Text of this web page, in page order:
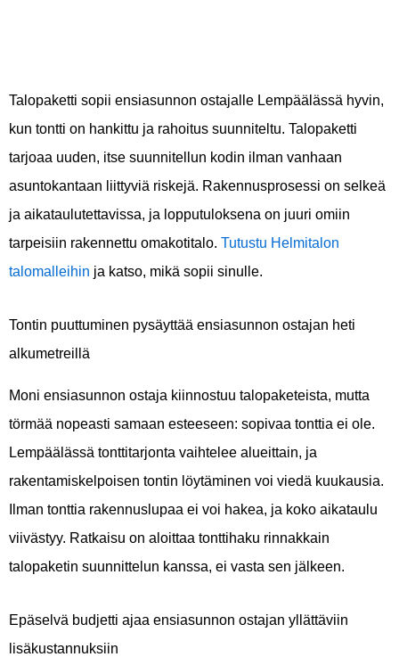
Talopaketti sopii ensiasunnon ostajalle Lempäälässä hyvin,
kun tontti on hankittu ja rahoitus suunniteltu. Talopaketti
tarjoaa uuden, itse suunnitellun kodin ilman vanhaan
asuntokantaan liittyviä riskejä. Rakennusprosessi on selkeä
ja aikataulutettavissa, ja lopputuloksena on juuri omiin
tarpeisiin rakennettu omakotitalo. Tutustu Helmitalon
talomalleihin ja katso, mikä sopii sinulle.
Tontin puuttuminen pysäyttää ensiasunnon ostajan heti
alkumetreillä
Moni ensiasunnon ostaja kiinnostuu talopaketeista, mutta
törmää nopeasti samaan esteeseen: sopivaa tonttia ei ole.
Lempäälässä tonttitarjonta vaihtelee alueittain, ja
rakentamiskelpoisen tontin löytäminen voi viedä kuukausia.
Ilman tonttia rakennuslupaa ei voi hakea, ja koko aikataulu
viivästyy. Ratkaisu on aloittaa tonttihaku rinnakkain
talopaketin suunnittelun kanssa, ei vasta sen jälkeen.
Epäselvä budjetti ajaa ensiasunnon ostajan yllättäviin
lisäkustannuksiin